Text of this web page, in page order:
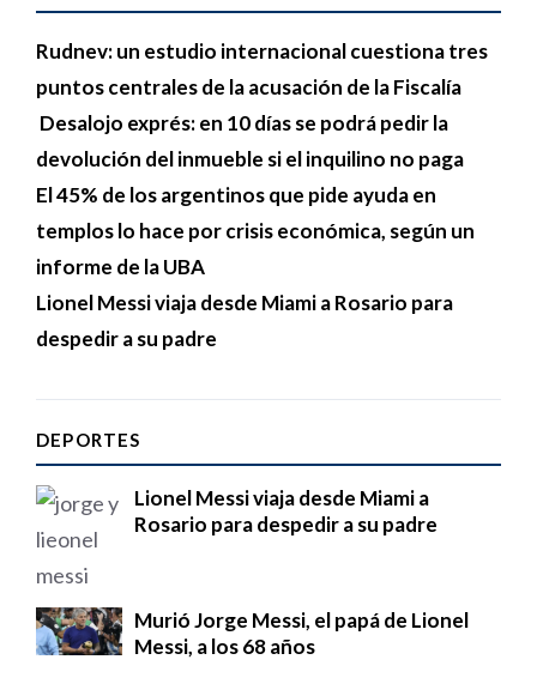
Rudnev: un estudio internacional cuestiona tres
puntos centrales de la acusación de la Fiscalía
Desalojo exprés: en 10 días se podrá pedir la
devolución del inmueble si el inquilino no paga
El 45% de los argentinos que pide ayuda en
templos lo hace por crisis económica, según un
informe de la UBA
Lionel Messi viaja desde Miami a Rosario para
despedir a su padre
DEPORTES
Lionel Messi viaja desde Miami a
Rosario para despedir a su padre
Murió Jorge Messi, el papá de Lionel
Messi, a los 68 años